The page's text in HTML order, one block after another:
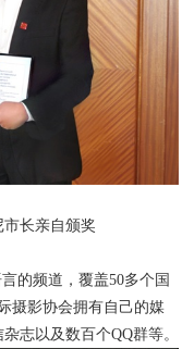
长亲自颁奖
的频道，覆盖50多个国
摄影协会拥有自己的媒
志以及数百个QQ群等。